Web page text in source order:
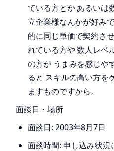
ている方とか あるいは
立企業様なんかが好み
的に同じ単価で契約さ
れている方や 数人レベ
の方が うまみを感じや
ると スキルの高い方を
ますものですから。
面談日・場所
面談日: 2003年8月7日
面談時間: 申し込み状況